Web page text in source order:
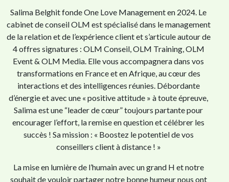
Salima Belghit fonde One Love Management en 2024. Le
cabinet de conseil OLM est spécialisé dans le management
de la relation et de l’expérience client et s’articule autour de
4 offres signatures : OLM Conseil, OLM Training, OLM
Event & OLM Media. Elle vous accompagnera dans vos
transformations en France et en Afrique, au cœur des
interactions et des intelligences réunies. Débordante
d’énergie et avec une « positive attitude » à toute épreuve,
Salima est une “leader de cœur” toujours partante pour
encourager l’effort, la remise en question et célébrer les
succès ! Sa mission : « Boostez le potentiel de vos
conseillers client à distance ! »
La mise en lumière de l’humain avec un grand H et notre
souhait de vouloir partager notre bonne humeur nous ont